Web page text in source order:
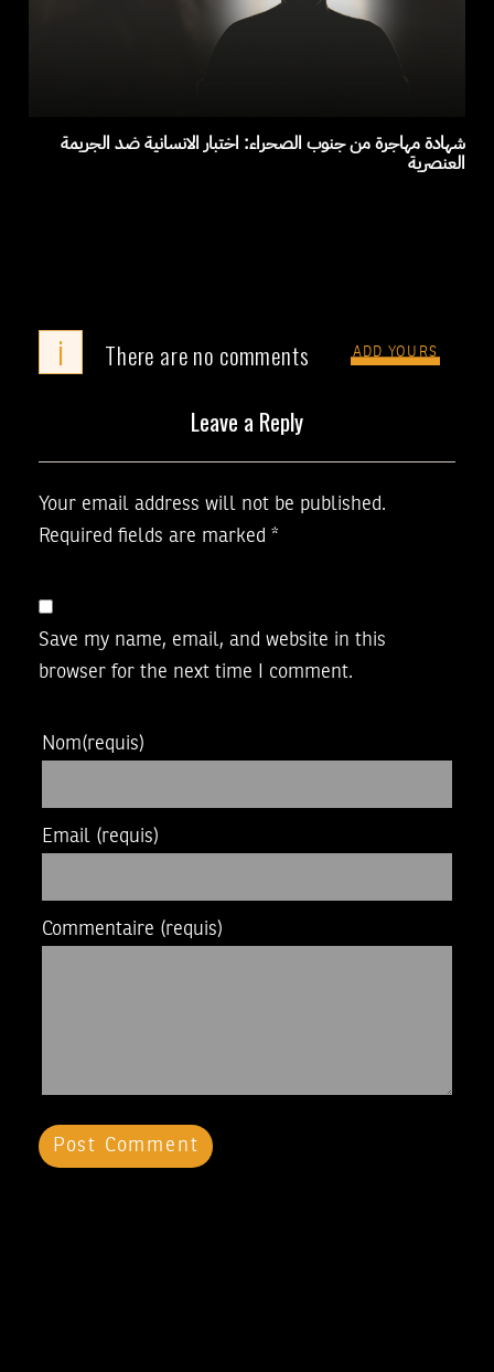
شهادة مهاجرة من جنوب الصحراء: اختبار الانسانية ضد الجريمة
العنصرية
i There are no comments ADD YOURS
Leave a Reply
Your email address will not be published.
Required fields are marked *
Save my name, email, and website in this
browser for the next time I comment.
Nom(requis)
Email (requis)
Commentaire (requis)